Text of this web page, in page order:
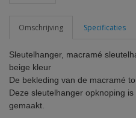
Omschrijving Specificaties
Sleutelhanger, macramé
beige kleur
De bekleding van de macramé
Deze sleutelhanger opknoping
gemaakt.